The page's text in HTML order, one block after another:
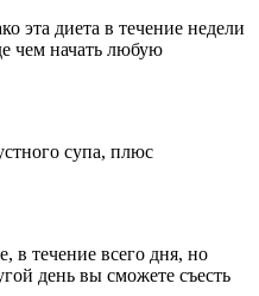
эта диета в течение недели
чем начать любую
супа, плюс
в течение всего дня, но
день вы сможете съесть